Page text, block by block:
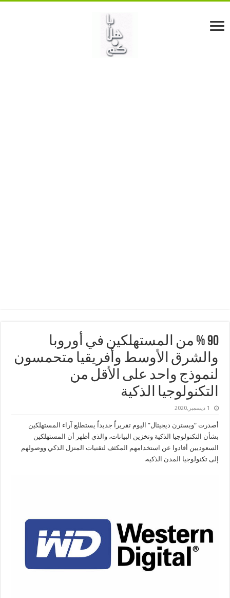
90 % من المستهلكين في أوروبا
والشرق الأوسط وأفريقيا متحمسون
لنموذج واحد على الأقل من
التكنولوجيا الذكية
1 ديسمبر,2020
أصدرت “ويسترن ديجيتال” اليوم تقريراً جديداً يستطلع آراء المستهلكين
بشأن التكنولوجيا الذكية وتخزين البيانات، والذي أظهر أن المستهلكين
السعوديين أفادوا عن استخدامهم المكثف لتقنيات المنزل الذكي ووصولهم
إلى تكنولوجيا المدن الذكية.